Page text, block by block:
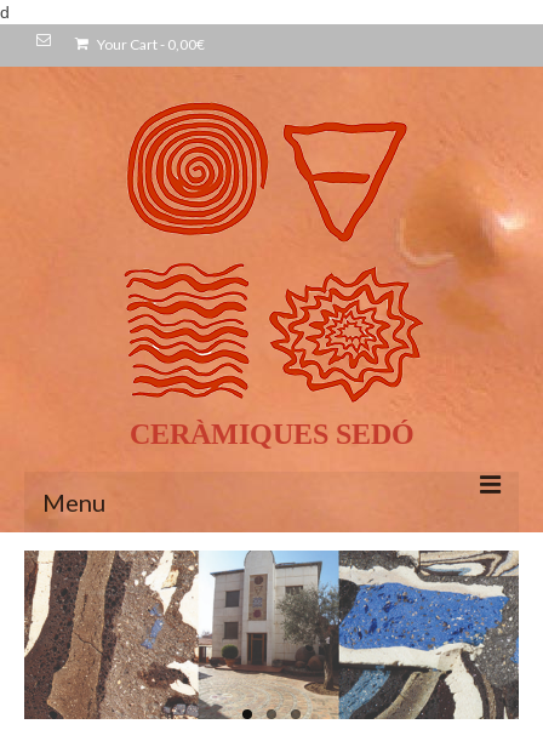
d
Your Cart - 0,00€
CERÀMIQUES SEDÓ
Menu
INICI
QUI SOM
GALERIA D’IMATGES
ACTUALITAT